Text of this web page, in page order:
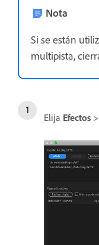
Nota
Si se están
multipista,
Elija Efectos >